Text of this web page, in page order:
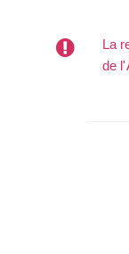
La
de